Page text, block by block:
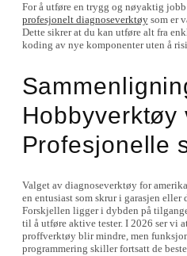
For å utføre en trygg og nøyaktig
profesjonelt diagnoseverktøysom er
Dette sikrer at du kan utføre alt fra
koding av nye komponenter uten å
Hobbyverktøy
Profesjonelle
Valget av diagnoseverktøy for
en entusiast som skrur i garasjen
Forskjellen ligger i dybden på
til å utføre aktive tester. I 2026 ser vi
proffverktøy blir mindre, men
programmering skiller fortsatt de